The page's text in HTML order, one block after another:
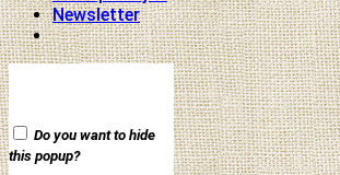
Newsletter
Do you want to hide
this popup?